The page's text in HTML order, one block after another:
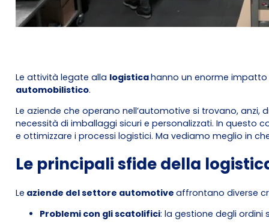
Le attività legate alla logisticahanno un enorme impatto
automobilistico.
Le aziende che operano nell’automotive si trovano,
necessità di imballaggi sicuri e personalizzati. In questo
e ottimizzare i processi logistici. Ma vediamo meglio in
Le principali sfide della
Le aziende del settore automotive affrontano diverse
Problemi con gli scatolifici: la gestione degli